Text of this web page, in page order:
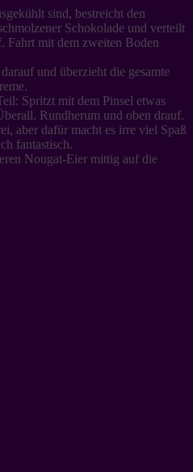
sind, bestreicht den
Schokolade und verteilt
Fahrt mit dem zweiten Boden
und überzieht die gesamte
Spritzt mit dem Pinsel etwas
Rundherum und oben drauf.
aber dafür macht es irre viel Spaß
fantastisch.
Nougat-Eier mittig auf die